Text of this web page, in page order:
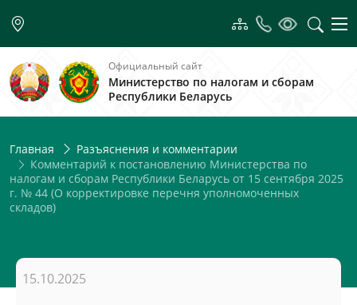
Официальный сайт
Министерство по налогам и сборам
Республики Беларусь
Главная
Разъяснения и комментарии
Комментарий к постановлению Министерства по
налогам и сборам Республики Беларусь от 15 сентября 2025
г. № 44 (О корректировке перечня уполномоченных
складов)
15.10.2025